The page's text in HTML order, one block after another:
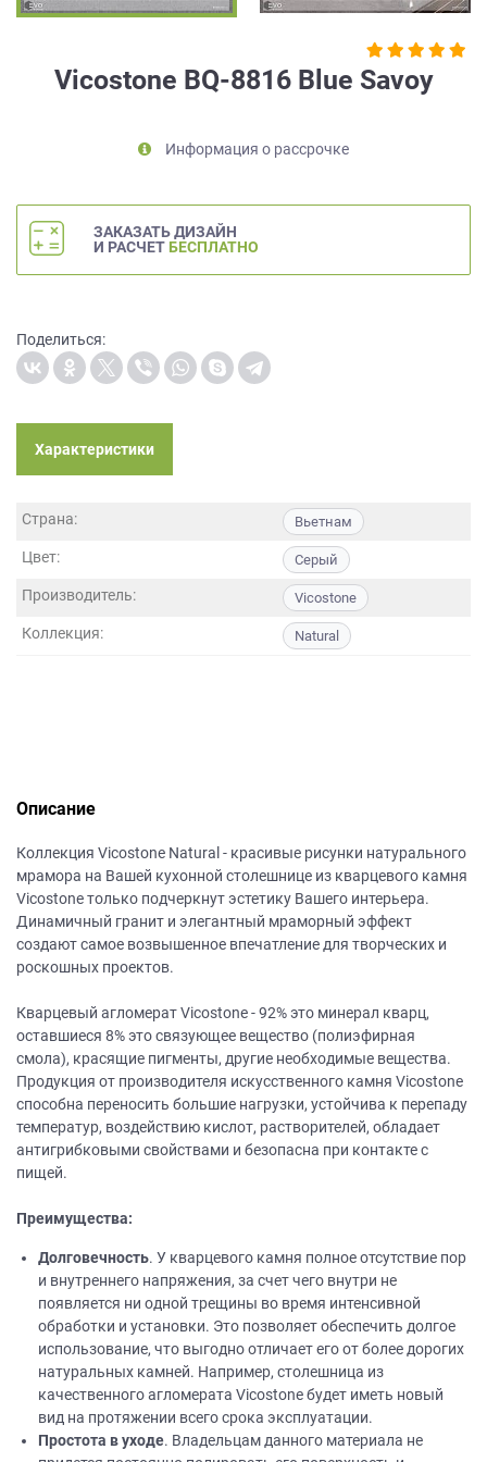
Vicostone BQ-8816 Blue Savoy
Информация о рассрочке
ЗАКАЗАТЬ ДИЗАЙН
И РАСЧЕТ БЕСПЛАТНО
Поделиться:
Характеристики
Страна: Вьетнам
Цвет: Серый
Производитель: Vicostone
Коллекция: Natural
Описание
Коллекция Vicostone Natural - красивые рисунки натурального
мрамора на Вашей кухонной столешнице из кварцевого камня
Vicostone только подчеркнут эстетику Вашего интерьера.
Динамичный гранит и элегантный мраморный эффект
создают самое возвышенное впечатление для творческих и
роскошных проектов.
Кварцевый агломерат Vicostone - 92% это минерал кварц,
оставшиеся 8% это связующее вещество (полиэфирная
смола), красящие пигменты, другие необходимые вещества.
Продукция от производителя искусственного камня Vicostone
способна переносить большие нагрузки, устойчива к перепаду
температур, воздействию кислот, растворителей, обладает
антигрибковыми свойствами и безопасна при контакте с
пищей.
Преимущества:
Долговечность. У кварцевого камня полное отсутствие пор
и внутреннего напряжения, за счет чего внутри не
появляется ни одной трещины во время интенсивной
обработки и установки. Это позволяет обеспечить долгое
использование, что выгодно отличает его от более дорогих
натуральных камней. Например, столешница из
качественного агломерата Vicostone будет иметь новый
вид на протяжении всего срока эксплуатации.
Простота в уходе. Владельцам данного материала не
на
,
персональных
данных
порядке
Политики
обработки
персональных